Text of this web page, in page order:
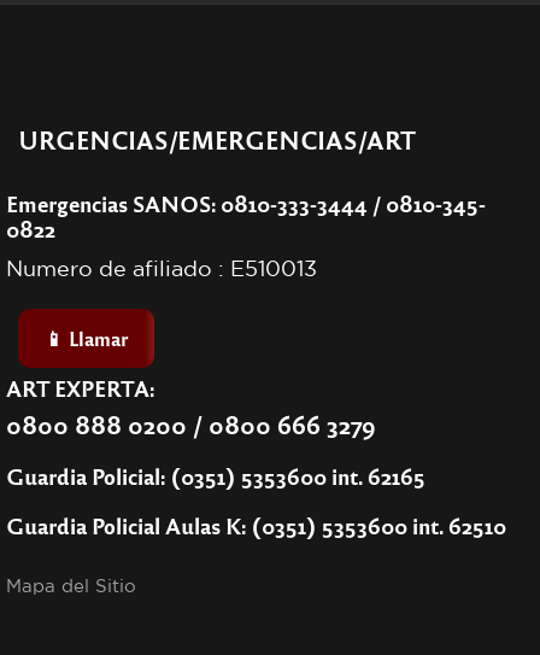
URGENCIAS/EMERGENCIAS/ART
Emergencias SANOS: 0810-333-3444 / 0810-345-
0822
Numero de afiliado : E510013
📱 Llamar
ART EXPERTA:
0800 888 0200 / 0800 666 3279
Guardia Policial: (0351) 5353600 int. 62165
Guardia Policial Aulas K: (0351) 5353600 int. 62510
Mapa del Sitio